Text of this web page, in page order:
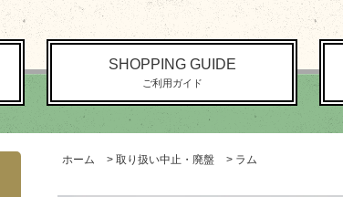
SHOPPING GUIDE
ご利用ガイド
ホーム > 取り扱い中止・廃盤 > ラム